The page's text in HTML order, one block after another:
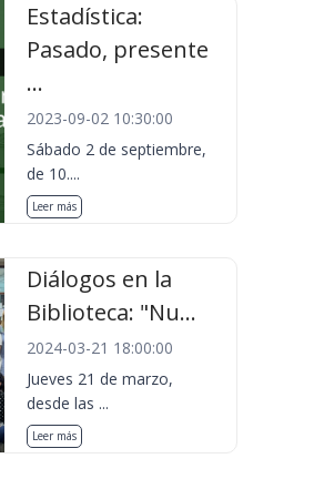
Estadística:
Pasado, presente
...
2023-09-02 10:30:00
Sábado 2 de septiembre,
de 10....
Leer más
Diálogos en la
Biblioteca: "Nu...
2024-03-21 18:00:00
Jueves 21 de marzo,
desde las ...
Leer más